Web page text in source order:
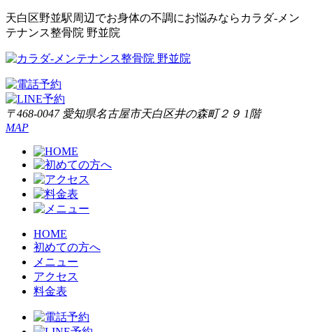
天白区野並駅周辺でお身体の不調にお悩みならカラダ‐メン
テナンス整骨院 野並院
〒468-0047 愛知県名古屋市天白区井の森町２９ 1階
MAP
HOME
初めての方へ
メニュー
アクセス
料金表